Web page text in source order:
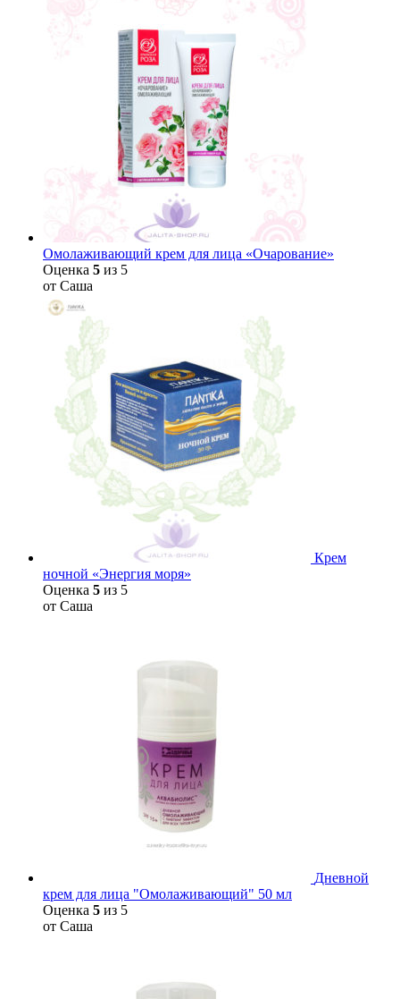
Омолаживающий крем для лица «Очарование»
Оценка 5 из 5
от Саша
Крем
ночной «Энергия моря»
Оценка 5 из 5
от Саша
Дневной
крем для лица "Омолаживающий" 50 мл
Оценка 5 из 5
от Саша